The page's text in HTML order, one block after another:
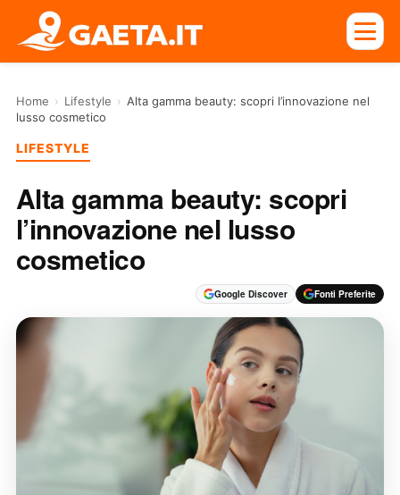
Home › Lifestyle › Alta gamma beauty: scopri l’innovazione nel
lusso cosmetico
LIFESTYLE
Alta gamma beauty: scopri
l’innovazione nel lusso
cosmetico
Google Discover Fonti Preferite